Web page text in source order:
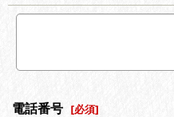
電話番号 [必須]